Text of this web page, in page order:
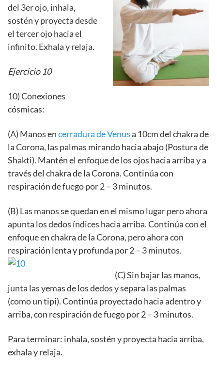
del 3er ojo, inhala,
sostén y proyecta desde
el tercer ojo hacia el
infinito. Exhala y relaja.
Ejercicio 10
10) Conexiones
cósmicas:
(A) Manos encerradura de Venusa 10cm del chakra de
la Corona, las palmas mirando hacia abajo (Postura de
Shakti). Mantén el enfoque de los ojos hacia arriba y a
través del chakra de la Corona. Continúa con
respiración de fuego por 2 – 3 minutos.
(B) Las manos se quedan en el mismo lugar pero ahora
apunta los dedos índices hacia arriba. Continúa con el
enfoque en chakra de la Corona, pero ahora con
respiración lenta y profunda por 2 – 3 minutos.
(C) Sin bajar las manos,
junta las yemas de los dedos y separa las palmas
(como un tipi). Continúa proyectado hacia adentro y
arriba, con respiración de fuego por 2 – 3 minutos.
Para terminar: inhala, sostén y proyecta hacia arriba,
exhala y relaja.